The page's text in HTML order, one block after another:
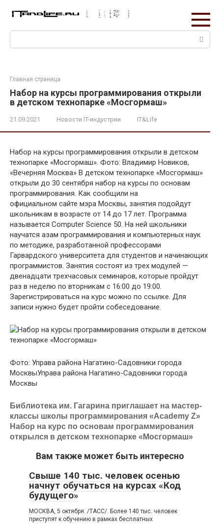
Поиск:
Главная страница
Набор на курсы программирования открыли
в детском технопарке «Мосгормаш»
21.09.2021 Новости IT-индустрии IT&Life
Набор на курсы программирования открыли в детском
технопарке «Мосгормаш». Фото: Владимир Новиков,
«Вечерняя Москва» В детском технопарке «Мосгормаш»
открыли до 30 сентября набор на курсы по основам
программирования. Как сообщили на
официальном сайте мэра Москвы, занятия подойдут
школьникам в возрасте от 14 до 17 лет. Программа
называется Computer Science 50. На ней школьники
научатся азам программирования и компьютерных наук
по методике, разработанной профессорами
Гарвардского университета для студентов и начинающих
программистов. Занятия состоят из трех модулей —
двенадцати трехчасовых семинаров, которые пройдут
раз в неделю по вторникам с 16:00 до 19:00.
Зарегистрироваться на курс можно по ссылке. Для
записи нужно будет пройти собеседование.
Фото: Управа района Нагатино-Садовники города
МосквыУправа района Нагатино-Садовники города
Москвы
Библиотека им. Гагарина приглашает на мастер-
классы школы программирования «Academy Z»
Набор на курс по основам программирования
открылся в детском технопарке «Мосгормаш»
Вам также может быть интересно
Свыше 140 тыс. человек осенью
начнут обучаться на курсах «Код
будущего»
МОСКВА, 5 октября. /ТАСС/. Более 140 тыс. человек
приступят к обучению в рамках бесплатных